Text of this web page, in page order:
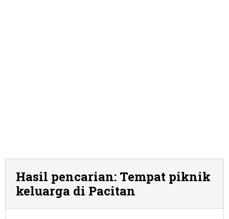
Hasil pencarian: Tempat piknik
keluarga di Pacitan